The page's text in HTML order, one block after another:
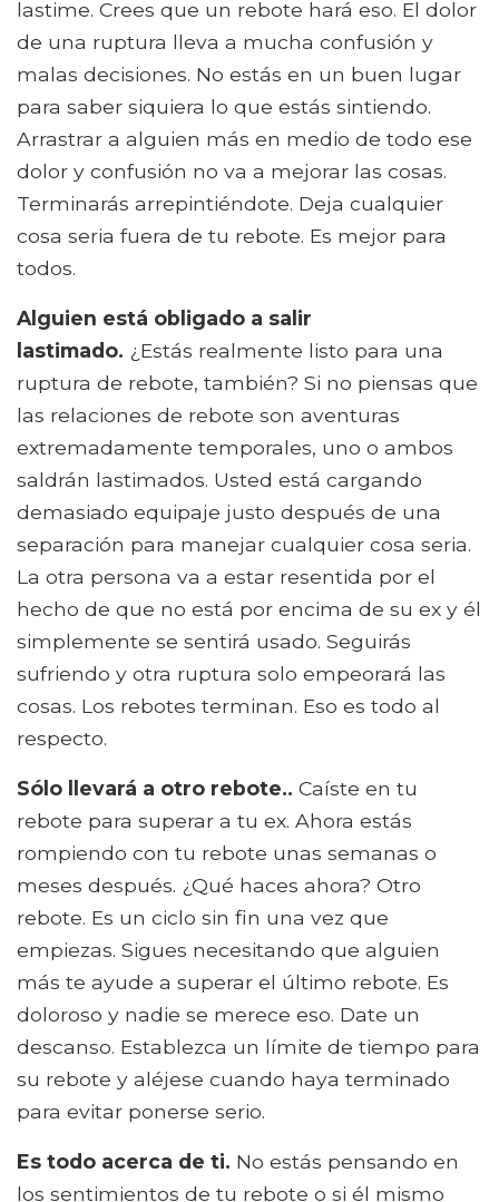
lastime. Crees que un rebote hará eso. El dolor
de una ruptura lleva a mucha confusión y
malas decisiones. No estás en un buen lugar
para saber siquiera lo que estás sintiendo.
Arrastrar a alguien más en medio de todo ese
dolor y confusión no va a mejorar las cosas.
Terminarás arrepintiéndote. Deja cualquier
cosa seria fuera de tu rebote. Es mejor para
todos.
Alguien está obligado a salir
lastimado. ¿Estás realmente listo para una
ruptura de rebote, también? Si no piensas que
las relaciones de rebote son aventuras
extremadamente temporales, uno o ambos
saldrán lastimados. Usted está cargando
demasiado equipaje justo después de una
separación para manejar cualquier cosa seria.
La otra persona va a estar resentida por el
hecho de que no está por encima de su ex y él
simplemente se sentirá usado. Seguirás
sufriendo y otra ruptura solo empeorará las
cosas. Los rebotes terminan. Eso es todo al
respecto.
Sólo llevará a otro rebote.. Caíste en tu
rebote para superar a tu ex. Ahora estás
rompiendo con tu rebote unas semanas o
meses después. ¿Qué haces ahora? Otro
rebote. Es un ciclo sin fin una vez que
empiezas. Sigues necesitando que alguien
más te ayude a superar el último rebote. Es
doloroso y nadie se merece eso. Date un
descanso. Establezca un límite de tiempo para
su rebote y aléjese cuando haya terminado
para evitar ponerse serio.
Es todo acerca de ti. No estás pensando en
los sentimientos de tu rebote o si él mismo